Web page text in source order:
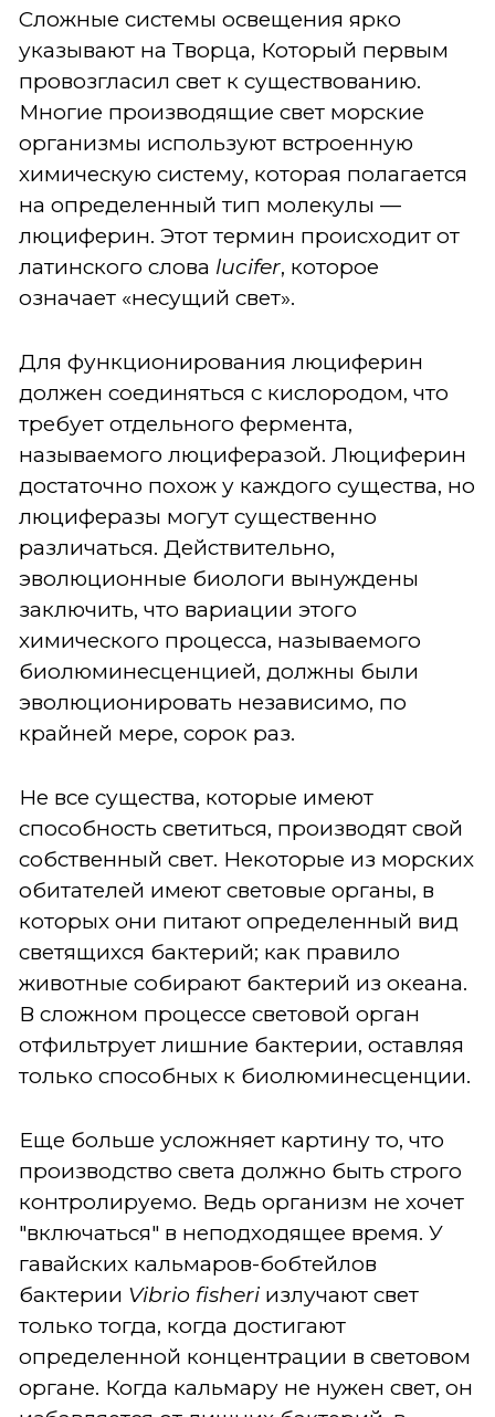
Сложные системы освещения ярко
указывают на Творца, Который первым
провозгласил свет к существованию.
Многие производящие свет морские
организмы используют встроенную
химическую систему, которая полагается
на определенный тип молекулы —
люциферин. Этот термин происходит от
латинского слова lucifer, которое
означает «несущий свет».
Для функционирования люциферин
должен соединяться с кислородом, что
требует отдельного фермента,
называемого люциферазой. Люциферин
достаточно похож у каждого существа, но
люциферазы могут существенно
различаться. Действительно,
эволюционные биологи вынуждены
заключить, что вариации этого
химического процесса, называемого
биолюминесценцией, должны были
эволюционировать независимо, по
крайней мере, сорок раз.
Не все существа, которые имеют
способность светиться, производят свой
собственный свет. Некоторые из морских
обитателей имеют световые органы, в
которых они питают определенный вид
светящихся бактерий; как правило
животные собирают бактерий из океана.
В сложном процессе световой орган
отфильтрует лишние бактерии, оставляя
только способных к биолюминесценции.
Еще больше усложняет картину то, что
производство света должно быть строго
контролируемо. Ведь организм не хочет
"включаться" в неподходящее время. У
гавайских кальмаров-бобтейлов
бактерии Vibrio fisheri излучают свет
только тогда, когда достигают
определенной концентрации в световом
органе. Когда кальмару не нужен свет, он